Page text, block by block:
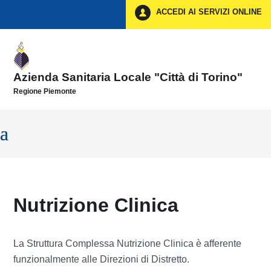
ACCEDI AI SERVIZI ONLINE
Azienda Sanitaria Locale "Città di Torino"
Regione Piemonte
Nutrizione Clinica
La Struttura Complessa Nutrizione Clinica è afferente
funzionalmente alle Direzioni di Distretto.